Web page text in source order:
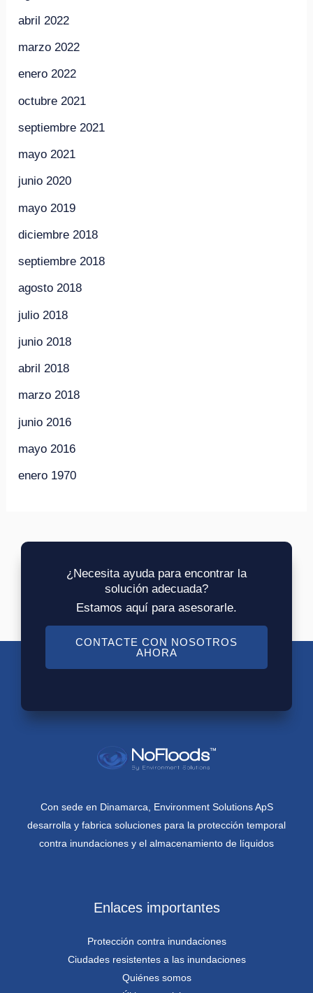
abril 2022
marzo 2022
enero 2022
octubre 2021
septiembre 2021
mayo 2021
junio 2020
mayo 2019
diciembre 2018
septiembre 2018
agosto 2018
julio 2018
junio 2018
abril 2018
marzo 2018
junio 2016
mayo 2016
enero 1970
¿Necesita ayuda para encontrar la
solución adecuada?
Estamos aquí para asesorarle.
CONTACTE CON NOSOTROS
AHORA
Con sede en Dinamarca, Environment Solutions ApS
desarrolla y fabrica soluciones para la protección temporal
contra inundaciones y el almacenamiento de líquidos
Enlaces importantes
Protección contra inundaciones
Ciudades resistentes a las inundaciones
Quiénes somos